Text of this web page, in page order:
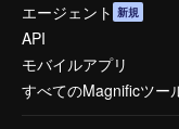
エージェント 新規
API
モバイルアプリ
すべてのMagnificツー